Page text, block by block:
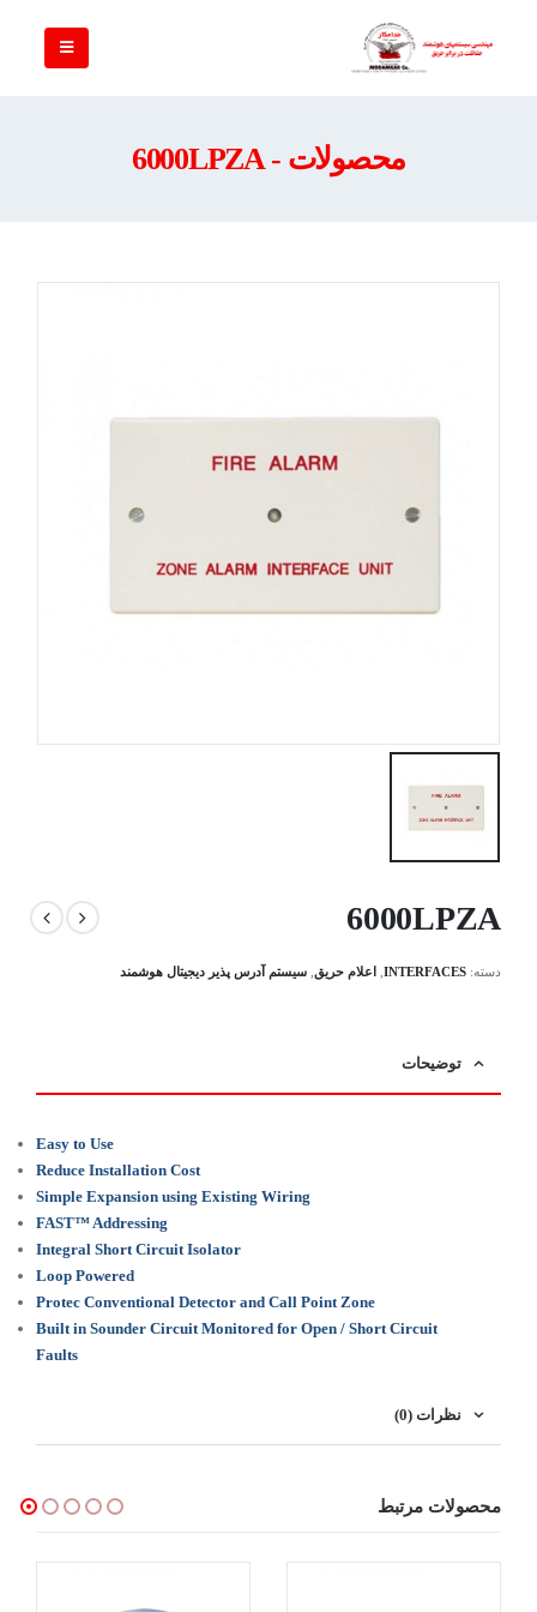
محصولات - 6000LPZA
6000LPZA
دسته: INTERFACES اعلام حریق سیستم آدرس پذیر دیجیتال هوشمند
توضیحات
Easy to Use
Reduce Installation Cost
Simple Expansion using Existing Wiring
FAST™ Addressing
Integral Short Circuit Isolator
Loop Powered
Protec Conventional Detector and Call Point Zone
Built in Sounder Circuit Monitored for Open / Short Circuit
Faults
نظرات (0)
محصولات مرتبط